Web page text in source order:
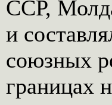
ССР,
и
союзных
границах